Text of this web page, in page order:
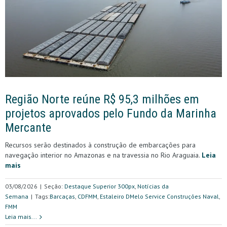
Região Norte reúne R$ 95,3 milhões em
projetos aprovados pelo Fundo da Marinha
Mercante
Recursos serão destinados à construção de embarcações para
navegação interior no Amazonas e na travessia no Rio Araguaia. Leia
mais
03/08/2026 | Seção: Destaque Superior 300px Notícias da
Semana | Tags:Barcaças CDFMM Estaleiro DMelo Service Construções Naval
FMM
Leia mais...